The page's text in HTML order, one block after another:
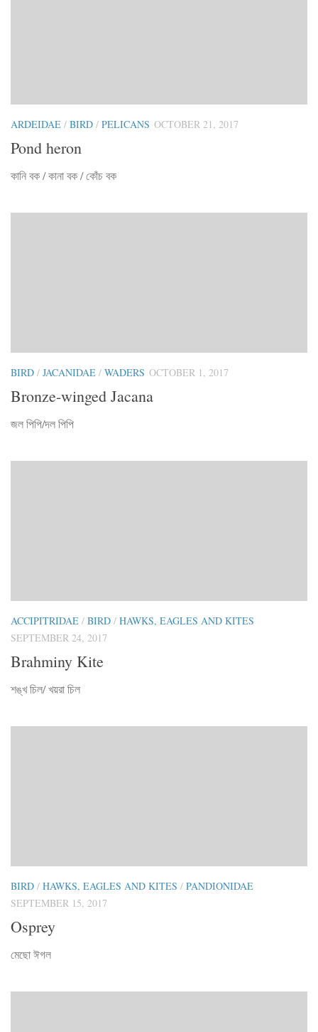
ARDEIDAE / BIRD / PELICANS OCTOBER 21, 2017
Pond heron
কানি বক / কানা বক / কোঁচ বক
BIRD / JACANIDAE / WADERS OCTOBER 1, 2017
Bronze-winged Jacana
জল পিপি/দল পিপি
ACCIPITRIDAE / BIRD / HAWKS, EAGLES AND KITES
SEPTEMBER 24, 2017
Brahminy Kite
শঙ্খ চিল/ খয়রা চিল
BIRD / HAWKS, EAGLES AND KITES / PANDIONIDAE
SEPTEMBER 15, 2017
Osprey
মেছো ঈগল